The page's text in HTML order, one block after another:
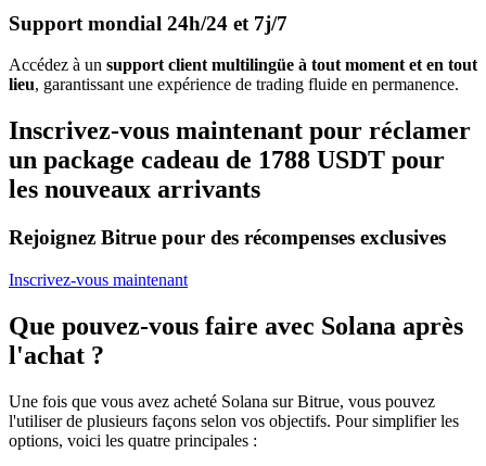
Support mondial 24h/24 et 7j/7
Accédez à un support client multilingüe à tout moment et en tout
lieu, garantissant une expérience de trading fluide en permanence.
Inscrivez-vous maintenant pour réclamer
un package cadeau de 1788 USDT pour
les nouveaux arrivants
Rejoignez Bitrue pour des récompenses exclusives
Inscrivez-vous maintenant
Que pouvez-vous faire avec Solana après
l'achat ?
Une fois que vous avez acheté Solana sur Bitrue, vous pouvez
l'utiliser de plusieurs façons selon vos objectifs. Pour simplifier les
options, voici les quatre principales :